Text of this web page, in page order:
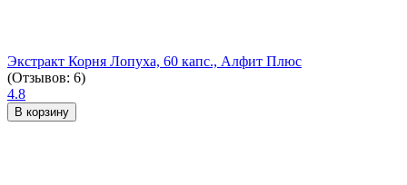
Экстракт Корня Лопуха, 60 капс., Алфит Плюс
(Отзывов: 6)
4.8
В корзину